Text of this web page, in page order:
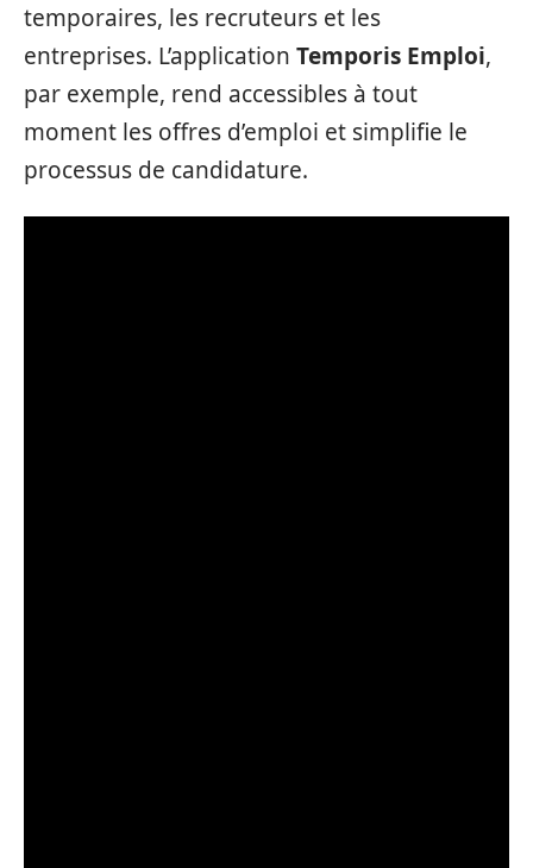
temporaires, les recruteurs et les
entreprises. L’application Temporis Emploi,
par exemple, rend accessibles à tout
moment les offres d’emploi et simplifie le
processus de candidature.